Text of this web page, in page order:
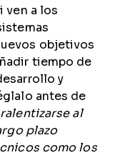
ven a los
objetivos
tiempo de
y
antes de
al
plazo
como los